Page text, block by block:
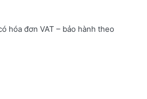
hóa đơn VAT – bảo hành theo